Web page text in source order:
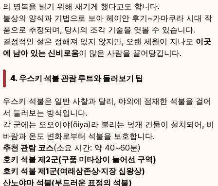
의 명복을 빌기 위해 새기게 했다고도 합니다.
불상의 양식과 기법으로 보아 헤이안 후기~가마쿠라 시대 작
품으로 추정되며, 당시의 조각 기술을 엿볼 수 있습니다.
결정적인 설은 정해져 있지 않지만, 오랜 세월이 지나도 이곳
에 남아 있는 신비로움이 많은 사람을 끌어당깁니다.
4. 우스키 석불 관람 루트와 둘러보기 팁
우스키 석불은 일반 사찰과 달리, 야외에 점재한 석불을 걸어
서 둘러보는 방식입니다.
각 군에는 오오이야(ōiya)라 불리는 덮개 건물이 설치되어, 비
바람과 온도 변화로부터 석불을 보호합니다.
추천 관람 코스(소요 시간: 약 40~60분)
호키 석불 제2군(구품 미타상이 늘어선 구역)
호키 석불 제1군(여래삼존상·지장 십왕상)
산노야마 석불(부드러운 표정의 석불)